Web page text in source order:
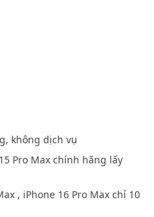
không dịch vụ
Pro Max chính hãng lấy
, iPhone 16 Pro Max chỉ 10